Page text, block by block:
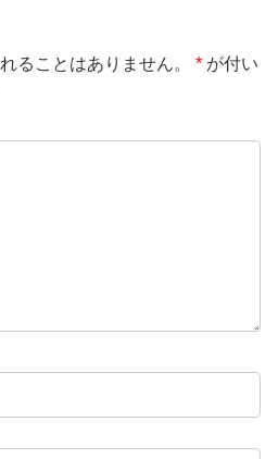
ることはありません。 * が付い